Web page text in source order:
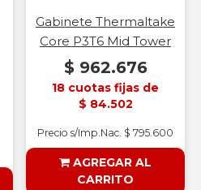
Gabinete Thermaltake
Core P3T6 Mid Tower
$ 962.676
18 cuotas fijas de
$ 84.502
Precio s/Imp.Nac. $ 795.600
AGREGAR AL
CARRITO